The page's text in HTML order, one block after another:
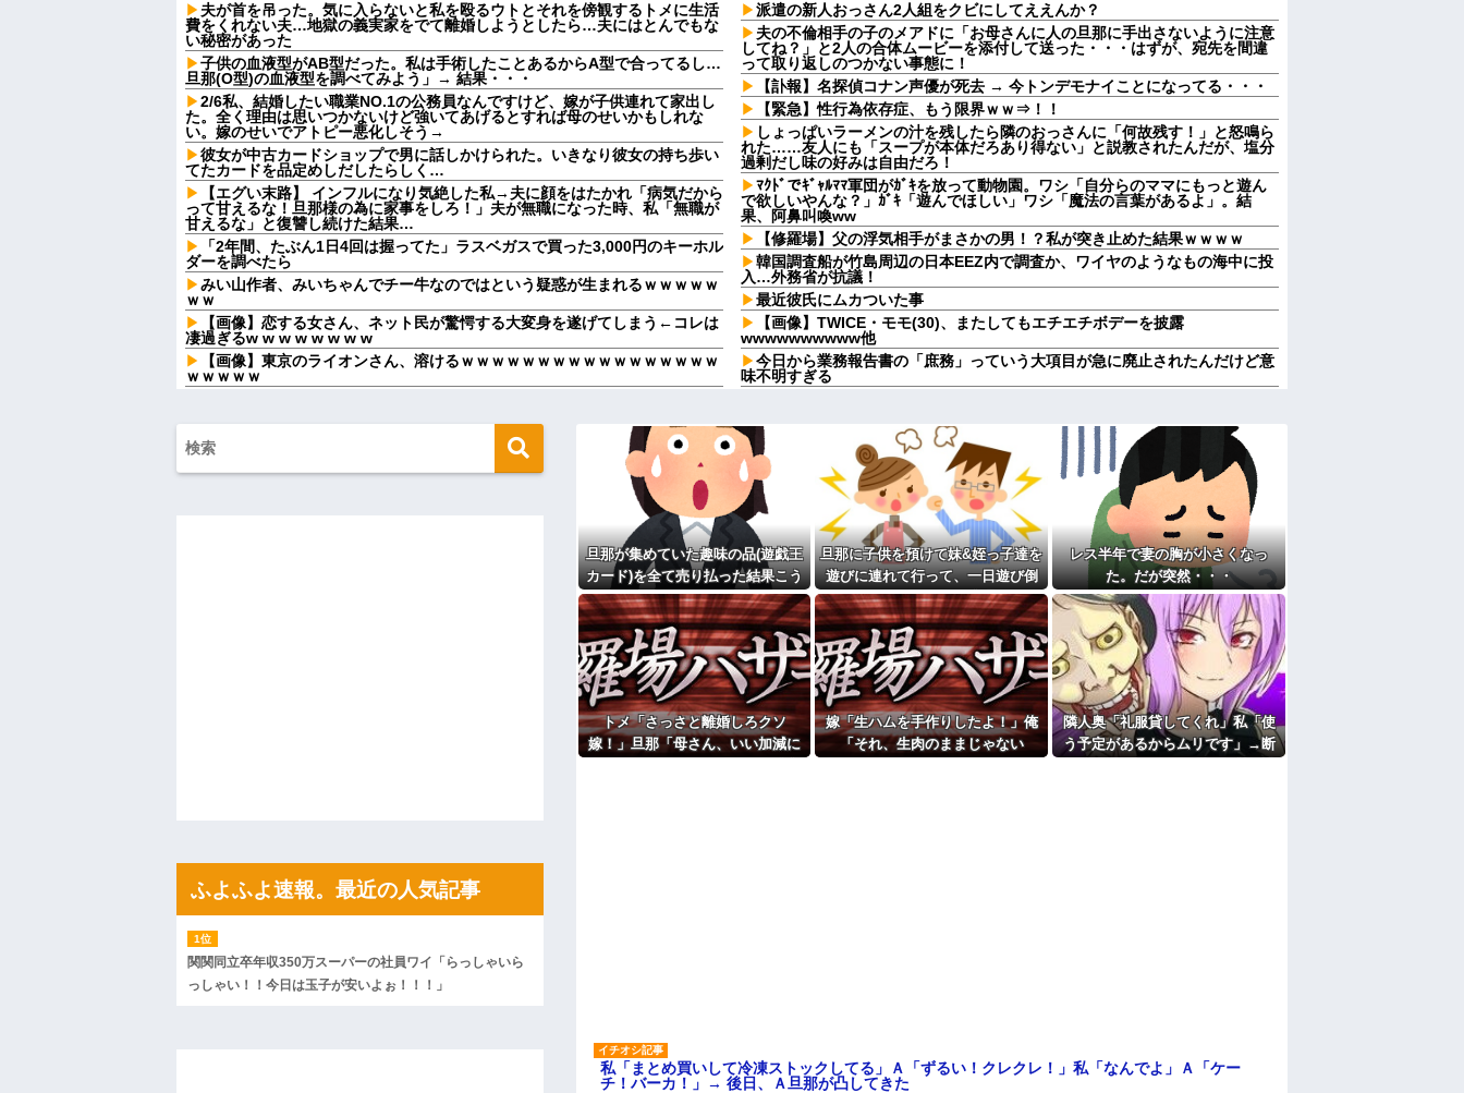
夫が首を吊った。気に入らないと私を殴るウトとそれを傍観するトメに生活
費をくれない夫…地獄の義実家をでて離婚しようとしたら…夫にはとんでもな
い秘密があった
子供の血液型がAB型だった。私は手術したことあるからA型で合ってるし…
旦那(O型)の血液型を調べてみよう」→ 結果・・・
2/6私、結婚したい職業NO.1の公務員なんですけど、嫁が子供連れて家出し
た。全く理由は思いつかないけど強いてあげるとすれば母のせいかもしれな
い。嫁のせいでアトピー悪化しそう→
彼女が中古カードショップで男に話しかけられた。いきなり彼女の持ち歩い
てたカードを品定めしだしたらしく…
【エグい末路】 インフルになり気絶した私→夫に顔をはたかれ「病気だから
って甘えるな！旦那様の為に家事をしろ！」夫が無職になった時、私「無職が
甘えるな」と復讐し続けた結果…
「2年間、たぶん1日4回は握ってた」ラスベガスで買った3,000円のキーホル
ダーを調べたら
みい山作者、みいちゃんでチー牛なのではという疑惑が生まれるｗｗｗｗｗ
ｗｗ
【画像】恋する女さん、ネット民が驚愕する大変身を遂げてしまう←コレは
凄過ぎるw w w w w w w w
【画像】東京のライオンさん、溶けるｗｗｗｗｗｗｗｗｗｗｗｗｗｗｗｗｗ
ｗｗｗｗｗ
【画像】セブンイレブンのバイト「AIにちいかわの画像を食わせてっ
と………できた！」
告白してきた会社の同僚と結婚したが１か月たたずにレスに→俺「〇〇だか
ら夜を拒否するのか！」嫁「そうｗあんたはただの寄生主でーすｗ」嫁親
アルコール依存症の夫が大暴れ。私「休肝日くらい作ってよ」夫「必要な
い！」→大暴れする夫を見たウトメに真実を話した結果…
泥ママ「もういいじゃない！私だって傷ついてるのに！」→盗みを責められ
た泥ママがまさかの被害者アピール。その言い分に周囲から笑いが漏れてしま
【緊急】俺の友人の離婚が決定したんだがちょっと困ってることがある
娘「ストロベリーあじとー、チョコレートあじとー」私「えっ、それもう一
回言って？」→娘の読み方を聞いて思わず混乱してしまい…
彼氏「娘さんとお付き合いしています」私「ずいぶん礼儀正しい子だね…」
【衝撃】 日本人「家が何千万円もするのは狂ってる」大工「はぁ？じゃ自分
ハードオフに売っていた4万4000円のフィギュアがヤバすぎるｗｗｗｗｗｗ
後続車にクラクションを鳴らされ彼氏が逆切れ。「何クラクション鳴らして
【衝撃】報酬100万円超の治験募集がこちらｗｗｗｗｗ(※画像あり)
【ネット騒然】惨殺されたタワマン頂き女子のこの動画、すげえええええｗ
ｗｗｗｗｗｗｗｗｗｗ
【愕然】白のクラウン俺氏、高速道路左車線を制限速度で走った結果
【悲報】佐藤輝明・・・２軍でも盛大にやらかす←あまり悲しませないでく
派遣の新人おっさん2人組をクビにしてええんか？
夫の不倫相手の子のメアドに「お母さんに人の旦那に手出さないように注意
してね？」と2人の合体ムービーを添付して送った・・・はずが、宛先を間違
って取り返しのつかない事態に！
【訃報】名探偵コナン声優が死去 → 今トンデモナイことになってる・・・
【緊急】性行為依存症、もう限界ｗｗ⇒！！
しょっぱいラーメンの汁を残したら隣のおっさんに「何故残す！」と怒鳴ら
れた……友人にも「スープが本体だろあり得ない」と説教されたんだが、塩分
過剰だし味の好みは自由だろ！
ﾏｸﾄﾞでｷﾞｬﾙﾏﾏ軍団がｶﾞｷを放って動物園。ワシ「自分らのママにもっと遊ん
で欲しいやんな？」ｶﾞｷ「遊んでほしい」ワシ「魔法の言葉があるよ」。結
果、阿鼻叫喚ww
【修羅場】父の浮気相手がまさかの男！？私が突き止めた結果ｗｗｗｗ
韓国調査船が竹島周辺の日本EEZ内で調査か、ワイヤのようなもの海中に投
入…外務省が抗議！
最近彼氏にムカついた事
【画像】TWICE・モモ(30)、またしてもエチエチボデーを披露
wwwwwwwwww他
今日から業務報告書の「庶務」っていう大項目が急に廃止されたんだけど意
味不明すぎる
けた
母が難病発覚で突然の離婚希望、その理由が30年前の夫の不倫！？
「生まれてない子は覚えてないw」妻に堕胎させたことを忘れ開き直るクソ
叔父→その場にいた流産直後の嫁や子供など『10人』が泣き叫ぶ地獄絵図へ
母が難病発覚で突然の離婚希望、その理由が30年前の夫の不倫！？
警察や検察が冤罪率をデータとして公表すべきだと思う
「お食い初めなんて俺になんのメリットがあるの」「そんなに大変なら育児
やめれば？」冗談で言ったのに本気に取られて離婚を言い渡された
彼女と結婚の話をしていた時に言われたことが衝撃だった
主な税金の成り立ちを調べてみたよ
旦那が集めていた趣味の品(遊戯王
カード)を全て売り払った結果こう
なった
旦那に子供を預けて妹&姪っ子達を
遊びに連れて行って、一日遊び倒
した。すると、旦那と喧嘩になっ
てしまい...
レス半年で妻の胸が小さくなっ
た。だが突然・・・
トメ「さっさと離婚しろクソ
嫁！」旦那「母さん、いい加減に
嫁「生ハムを手作りしたよ！」俺
「それ、生肉のままじゃない
隣人奥「礼服貸してくれ」私「使
う予定があるからムリです」→断
私「まとめ買いして冷凍ストックしてる」Ａ「ずるい！クレクレ！」私「なんでよ」Ａ「ケー
チ！バーカ！」→ 後日、Ａ旦那が凸してきた
ふよふよ速報。最近の人気記事
関関同立卒年収350万スーパーの社員ワイ「らっしゃいら
っしゃい！！今日は玉子が安いよぉ！！！」